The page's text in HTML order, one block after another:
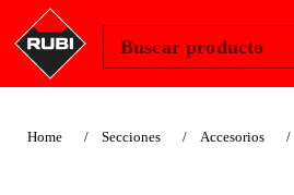
Buscar producto
Home Secciones Accesorios